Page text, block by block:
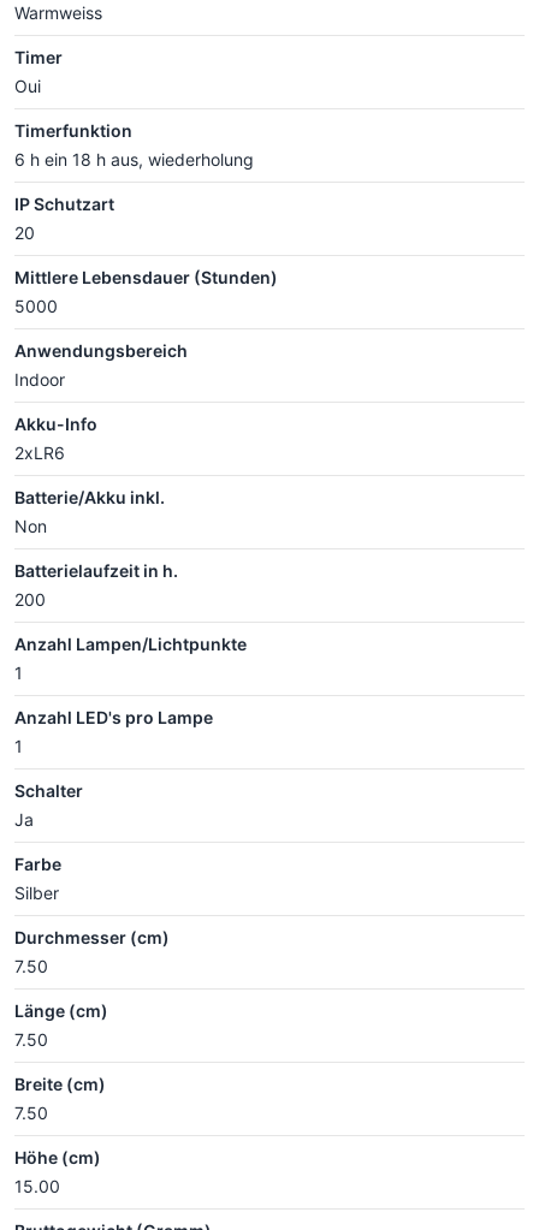
Warmweiss
Timer
Oui
Timerfunktion
6 h ein 18 h aus, wiederholung
IP Schutzart
20
Mittlere Lebensdauer (Stunden)
5000
Anwendungsbereich
Indoor
Akku-Info
2xLR6
Batterie/Akku inkl.
Non
Batterielaufzeit in h.
200
Anzahl Lampen/Lichtpunkte
1
Anzahl LED's pro Lampe
1
Schalter
Ja
Farbe
Silber
Durchmesser (cm)
7.50
Länge (cm)
7.50
Breite (cm)
7.50
Höhe (cm)
15.00